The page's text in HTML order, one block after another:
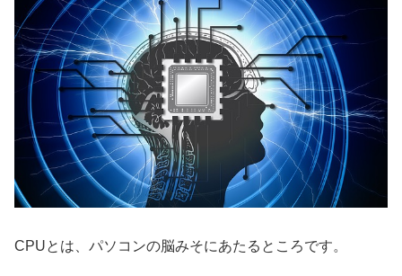
CPUとは、パソコンの脳みそにあたるところです。